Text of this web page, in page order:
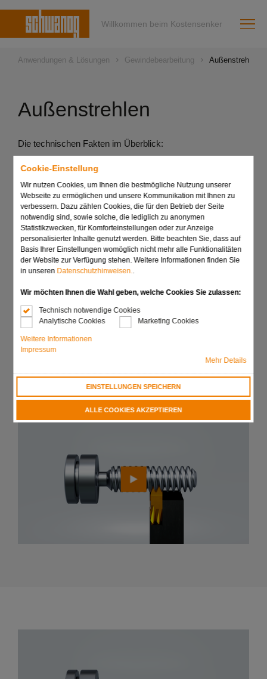
Cookie-Einstellung
Wir nutzen Cookies, um Ihnen die bestmögliche Nutzung unserer
Webseite zu ermöglichen und unsere Kommunikation mit Ihnen zu
verbessern. Dazu zählen Cookies, die für den Betrieb der Seite
notwendig sind, sowie solche, die lediglich zu anonymen
Statistikzwecken, für Komforteinstellungen oder zur Anzeige
personalisierter Inhalte genutzt werden. Bitte beachten Sie, dass auf
Basis Ihrer Einstellungen womöglich nicht mehr alle Funktionalitäten
der Website zur Verfügung stehen. Weitere Informationen finden Sie
in unseren Datenschutzhinweisen..
Wir möchten Ihnen die Wahl geben, welche Cookies Sie zulassen:
Technisch notwendige Cookies
Analytische Cookies
Marketing Cookies
Weitere Informationen
Impressum
Mehr Details
EINSTELLUNGEN SPEICHERN
ALLE COOKIES AKZEPTIEREN
Willkommen beim Kostensenker
Anwendungen & Lösungen Gewindebearbeitung Außenstrehlen
Außenstrehlen
Die technischen Fakten im Überblick:
Sonder-Gewinde
Werkstückspezifische Auslegung der Strehler mit Vor-
und Fertigstrehlzähnen auf einer Schneide
Strehlwerkzeuge in allen gewünschten Ausführungen
wie z.B. Rund- und Halbrundgewinde, Spitzgewinde,
Holzgewinde und Trapez- oder Sägegewinde
Für lange Gewinde substanzielle Zeit- und
Strehlzähnen
Deutliche Erhöhung der Standzeit durch Einsatz
optimaler Hartmetallsorten und Beschichtungen
In sämtlichen Halterformen und Größen lieferbar
Anfrage senden